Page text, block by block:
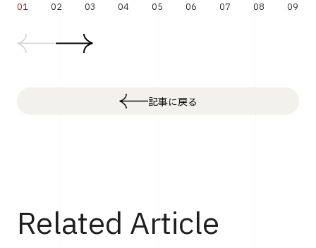
01 02 03 04 05 06 07 08 09
記事に戻る
Related Article